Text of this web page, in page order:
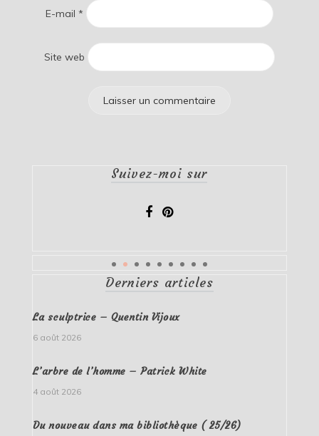
E-mail *
Site web
Suivez-moi sur
Derniers articles
La sculptrice – Quentin Vijoux
6 août 2026
L’arbre de l’homme – Patrick White
4 août 2026
Du nouveau dans ma bibliothèque ( 25/26)